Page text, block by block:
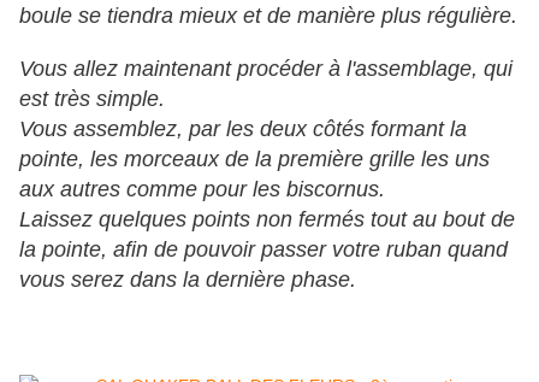
boule se tiendra mieux et de manière plus régulière.
Vous allez maintenant procéder à l'assemblage, qui
est très simple.
Vous assemblez, par les deux côtés formant la
pointe, les morceaux de la première grille les uns
aux autres comme pour les biscornus.
Laissez quelques points non fermés tout au bout de
la pointe, afin de pouvoir passer votre ruban quand
vous serez dans la dernière phase.